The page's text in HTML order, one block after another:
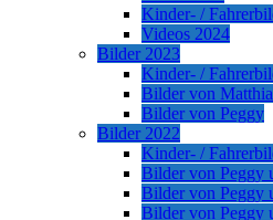
Kinder- /
Videos 2024
Bilder 2023
Kinder- /
Bilder von
Bilder von Peggy
Bilder 2022
Kinder- /
Bilder von Peggy
Bilder von Peggy
Bilder von Peggy